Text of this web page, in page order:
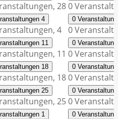
280
4
4
0
0
11
11
0
0
18
18
0
0
25
25
0
0
1 0